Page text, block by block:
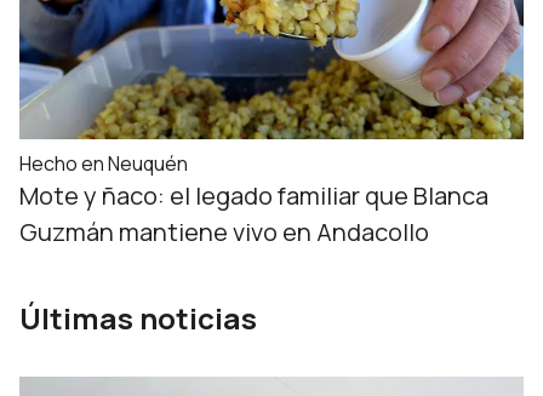
Hecho en Neuquén
Mote y ñaco: el legado familiar que Blanca
Guzmán mantiene vivo en Andacollo
Últimas noticias